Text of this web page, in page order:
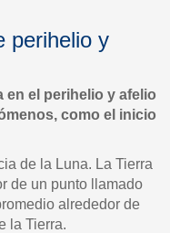
perihelio y
en el perihelio y afelio
como el inicio
de la Luna. La Tierra
de un punto llamado
alrededor de
la Tierra.